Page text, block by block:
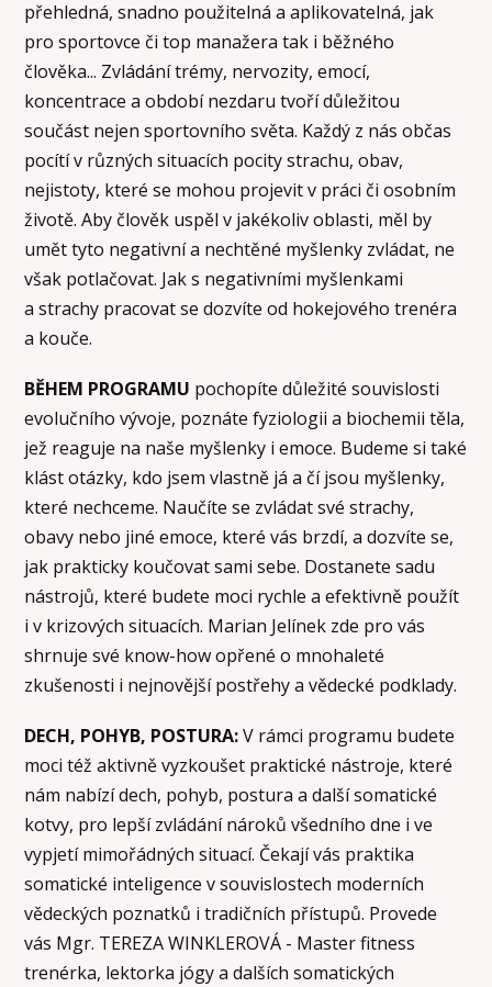
přehledná, snadno použitelná a aplikovatelná, jak
pro sportovce či top manažera tak i běžného
člověka... Zvládání trémy, nervozity, emocí,
koncentrace a období nezdaru tvoří důležitou
součást nejen sportovního světa. Každý z nás občas
pocítí v různých situacích pocity strachu, obav,
nejistoty, které se mohou projevit v práci či osobním
životě. Aby člověk uspěl v jakékoliv oblasti, měl by
umět tyto negativní a nechtěné myšlenky zvládat, ne
však potlačovat. Jak s negativními myšlenkami
a strachy pracovat se dozvíte od hokejového trenéra
a kouče.
BĚHEM PROGRAMU pochopíte důležité souvislosti
evolučního vývoje, poznáte fyziologii a biochemii těla,
jež reaguje na naše myšlenky i emoce. Budeme si také
klást otázky, kdo jsem vlastně já a čí jsou myšlenky,
které nechceme. Naučíte se zvládat své strachy,
obavy nebo jiné emoce, které vás brzdí, a dozvíte se,
jak prakticky koučovat sami sebe. Dostanete sadu
nástrojů, které budete moci rychle a efektivně použít
i v krizových situacích. Marian Jelínek zde pro vás
shrnuje své know-how opřené o mnohaleté
zkušenosti i nejnovější postřehy a vědecké podklady.
DECH, POHYB, POSTURA:V rámci programu budete
moci též aktivně vyzkoušet praktické nástroje, které
nám nabízí dech, pohyb, postura a další somatické
kotvy, pro lepší zvládání nároků všedního dne i ve
vypjetí mimořádných situací. Čekají vás praktika
somatické inteligence v souvislostech moderních
vědeckých poznatků i tradičních přístupů. Provede
vás Mgr. TEREZA WINKLEROVÁ - Master fitness
trenérka, lektorka jógy a dalších somatických